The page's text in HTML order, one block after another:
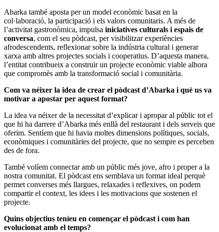
Abarka també aposta per un model econòmic basat en la
col·laboració, la participació i els valors comunitaris. A més de
l’activitat gastronòmica, impulsa iniciatives culturals i espais de
conversa, com el seu pòdcast, per visibilitzar experiències
afrodescendents, reflexionar sobre la indústria cultural i generar
xarxa amb altres projectes socials i cooperatius. D’aquesta manera,
l’entitat contribueix a construir un projecte econòmic viable alhora
que compromès amb la transformació social i comunitària.
Com va néixer la idea de crear el pòdcast d’Abarka i què us va
motivar a apostar per aquest format?
La idea va néixer de la necessitat d’explicar i apropar al públic tot el
que hi ha darrere d’Abarka més enllà del restaurant i dels serveis que
oferim. Sentíem que hi havia moltes dimensions polítiques, socials,
econòmiques i comunitàries del projecte, que no sempre es perceben
des de fora.
També volíem connectar amb un públic més jove, afro i proper a la
nostra comunitat. El pòdcast ens semblava un format ideal perquè
permet converses més llargues, relaxades i reflexives, on podem
compartir el context, les idees i les motivacions que sostenen el
projecte.
Quins objectius teníeu en començar el pòdcast i com han
evolucionat amb el temps?